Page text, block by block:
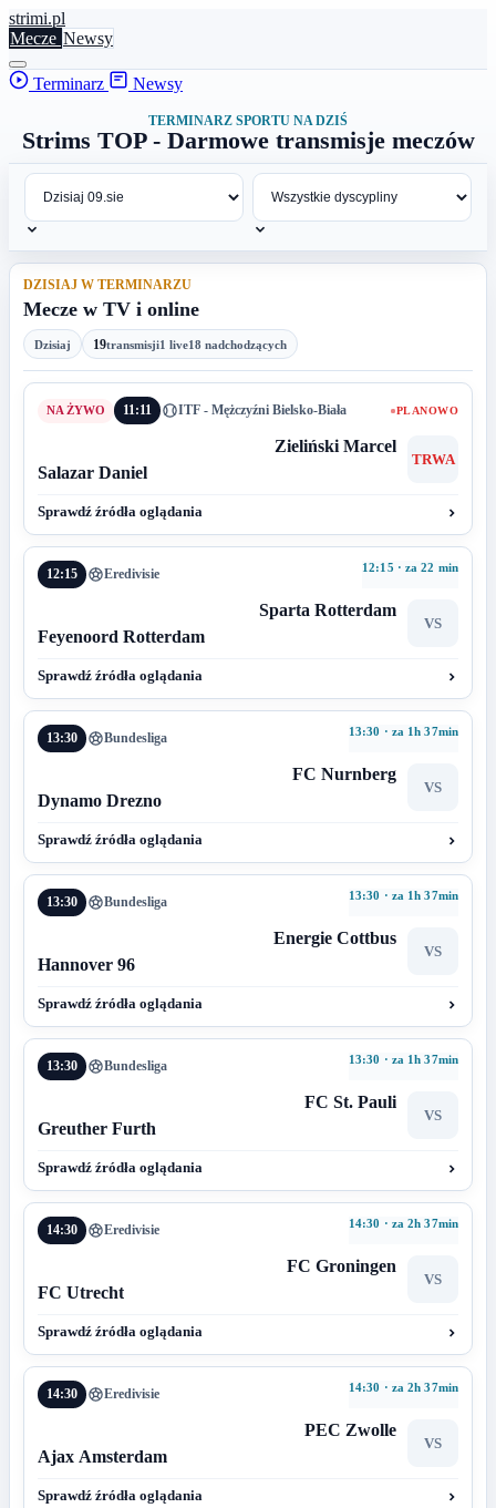
strimi.pl
Mecze Newsy
Terminarz Newsy
TERMINARZ SPORTU NA DZIŚ
Strims TOP - Darmowe transmisje meczów
DZISIAJ W TERMINARZU
Mecze w TV i online
Dzisiaj 19transmisji1 live18 nadchodzących
11:11 ITF - Mężczyźni Bielsko-Biała PLANOWO
Zieliński Marcel
TRWA
Salazar Daniel
Sprawdź źródła oglądania
12:15 Eredivisie 12:15 · za 22 min
Sparta Rotterdam
VS
Feyenoord Rotterdam
Sprawdź źródła oglądania
13:30 Bundesliga 13:30 · za 1h 37min
FC Nurnberg
VS
Dynamo Drezno
Sprawdź źródła oglądania
13:30 Bundesliga 13:30 · za 1h 37min
Energie Cottbus
VS
Hannover 96
Sprawdź źródła oglądania
13:30 Bundesliga 13:30 · za 1h 37min
FC St. Pauli
VS
Greuther Furth
Sprawdź źródła oglądania
14:30 Eredivisie 14:30 · za 2h 37min
FC Groningen
VS
FC Utrecht
Sprawdź źródła oglądania
14:30 Eredivisie 14:30 · za 2h 37min
PEC Zwolle
VS
Ajax Amsterdam
Sprawdź źródła oglądania